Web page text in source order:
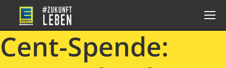
Cent-Spende: